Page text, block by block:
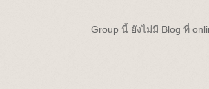
Group นี้ ยังไม่มี Blog ที่